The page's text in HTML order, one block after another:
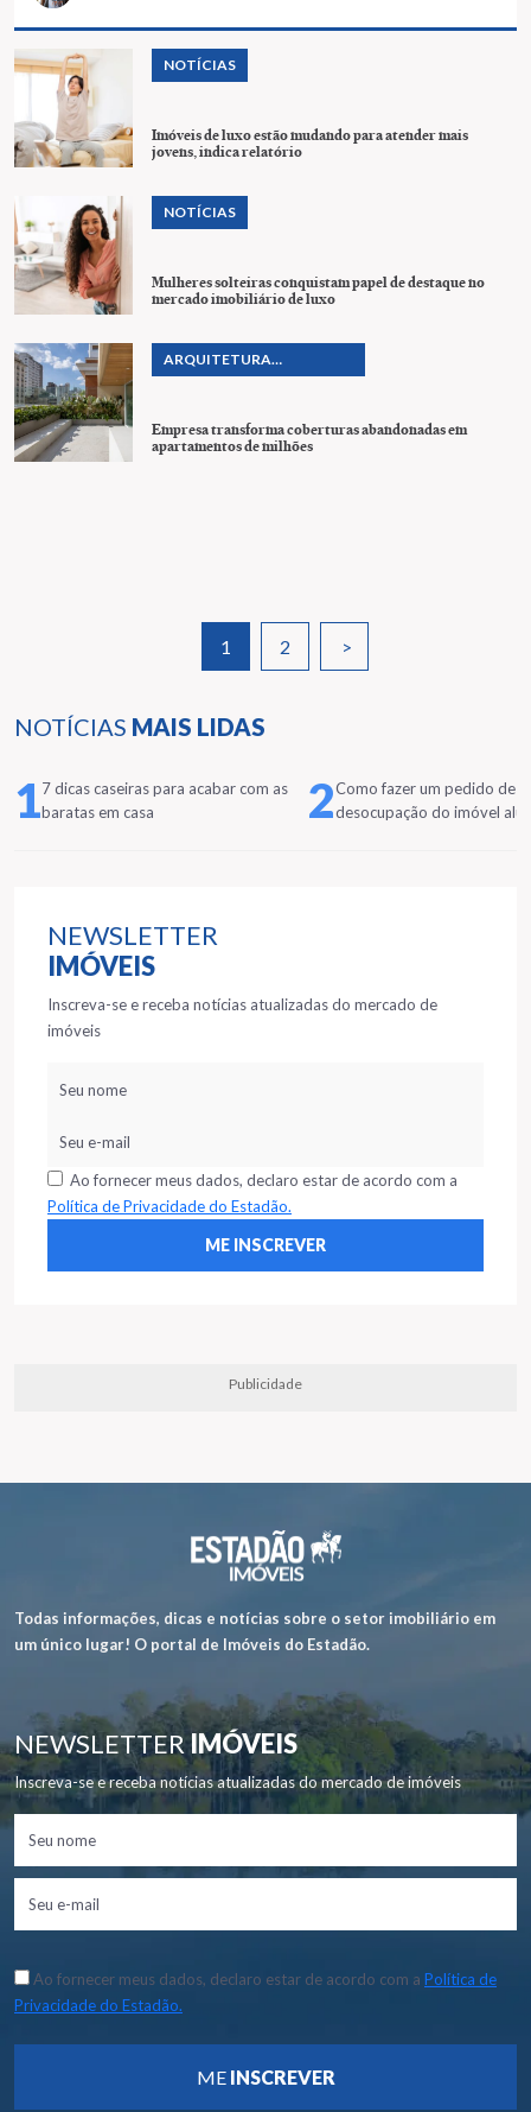
NOTÍCIAS MAIS LIDAS
17 dicas caseiras para acabar com as
baratas em casa
2Como fazer um pedido de
desocupação do imóvel
NEWSLETTER
IMÓVEIS
Inscreva-se e receba notícias atualizadas do mercado de
imóveis
Ao fornecer meus dados, declaro estar de acordo com a
Política de Privacidade do Estadão.
Publicidade
NOTÍCIAS
Imóveis de luxo estão mudando para atender mais
jovens, indica relatório
NOTÍCIAS
Mulheres solteiras conquistam papel de destaque no
mercado imobiliário de luxo
ARQUITETURA
Empresa transforma coberturas abandonadas em
apartamentos de milhões
1 2 >
Todas informações, dicas e notícias sobre o setor imobiliário em
um único lugar! O portal de Imóveis do Estadão.
NEWSLETTERIMÓVEIS
Inscreva-se e receba notícias atualizadas do mercado de imóveis
Ao fornecer meus dados, declaro estar de acordo com a Política de
Privacidade do Estadão.
ME INSCREVER